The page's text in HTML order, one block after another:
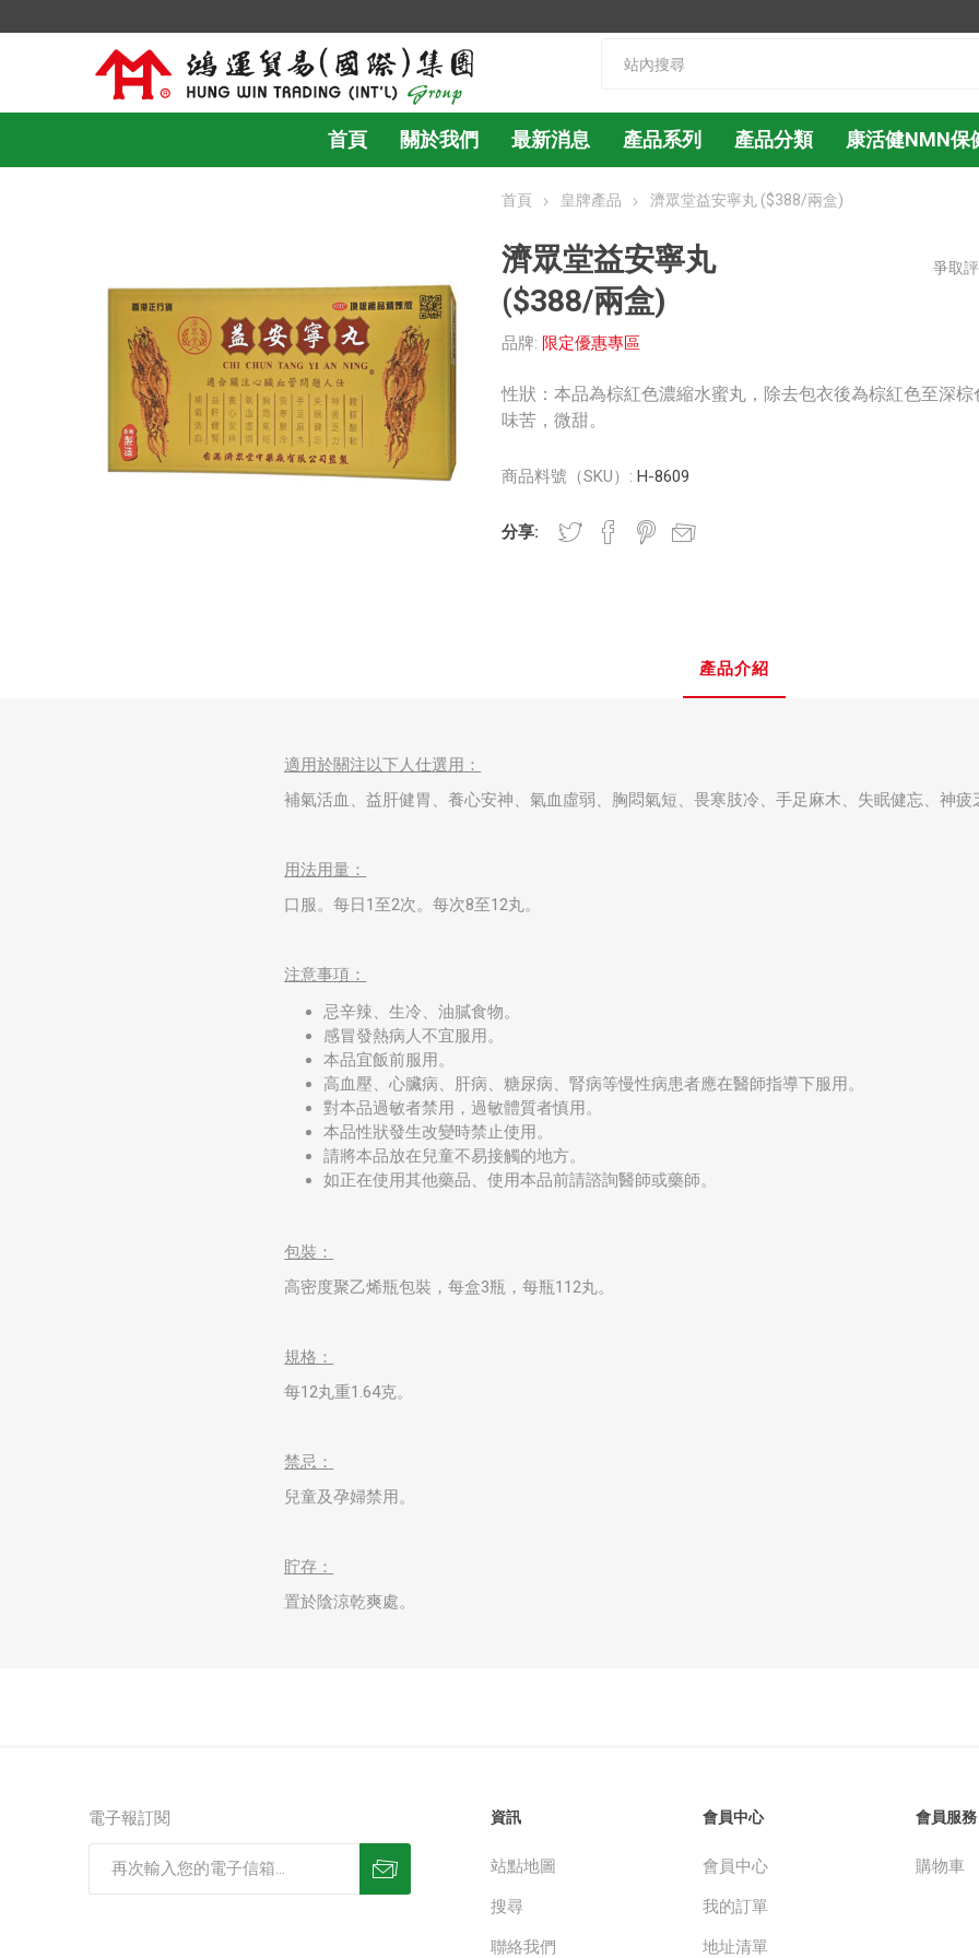
首頁 關於我們 最新消息 產品系列 產品分類 康活健NMN保
首頁 皇牌產品 濟眾堂益安寧丸 ($388/兩盒)
濟眾堂益安寧丸
($388/兩盒)
品牌: 限定優惠專區
爭取
性狀：本品為棕紅色濃縮水蜜丸，除去包衣後為棕紅色至深棕
味苦，微甜。
商品料號（SKU）: H-8609
分享:
產品介紹
適用於關注以下人仕選用：
補氣活血、益肝健胃、養心安神、氣血虛弱、胸悶氣短、畏寒肢冷、手足麻木、失眠健忘、神疲
用法用量：
口服。每日1至2次。每次8至12丸。
注意事項：
忌辛辣、生冷、油膩食物。
感冒發熱病人不宜服用。
本品宜飯前服用。
高血壓、心臟病、肝病、糖尿病、腎病等慢性病患者應在醫師指導下服用。
對本品過敏者禁用，過敏體質者慎用。
本品性狀發生改變時禁止使用。
請將本品放在兒童不易接觸的地方。
如正在使用其他藥品、使用本品前請諮詢醫師或藥師。
包裝：
高密度聚乙烯瓶包裝，每盒3瓶，每瓶112丸。
規格：
每12丸重1.64克。
禁忌：
兒童及孕婦禁用。
貯存：
置於陰涼乾爽處。
電子報訂閱 資訊
站點地圖
搜尋
聯絡我們
會員中心
會員中心
我的訂單
地址清單
會員服務
購物車